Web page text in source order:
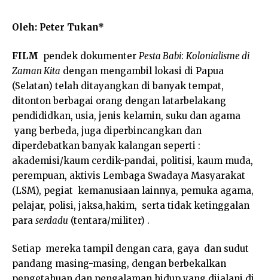
Oleh: Peter Tukan*
FILM pendek dokumenter Pesta Babi: Kolonialisme di
Zaman Kita dengan mengambil lokasi di Papua
(Selatan) telah ditayangkan di banyak tempat,
ditonton berbagai orang dengan latarbelakang
pendididkan, usia, jenis kelamin, suku dan agama
yang berbeda, juga diperbincangkan dan
diperdebatkan banyak kalangan seperti :
akademisi/kaum cerdik-pandai, politisi, kaum muda,
perempuan, aktivis Lembaga Swadaya Masyarakat
(LSM), pegiat kemanusiaan lainnya, pemuka agama,
pelajar, polisi, jaksa,hakim, serta tidak ketinggalan
para serdadu (tentara/militer) .
Setiap mereka tampil dengan cara, gaya dan sudut
pandang masing-masing, dengan berbekalkan